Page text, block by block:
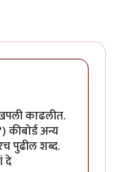
काढलीत.
कीबोर्ड अन्य
पुढील शब्द.
दे